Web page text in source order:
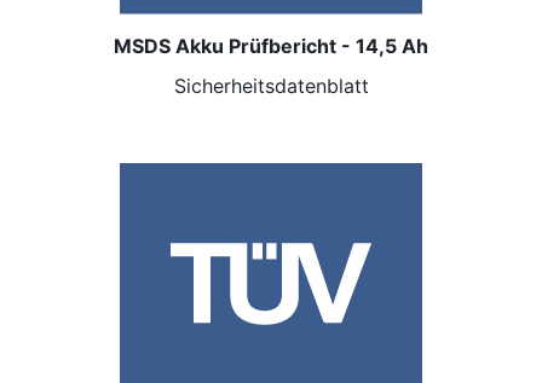
MSDS Akku Prüfbericht - 14,5 Ah
Sicherheitsdatenblatt